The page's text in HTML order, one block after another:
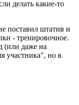
делать какие-то
поставил штатив и
- тренировочное.
(или даже на
участника", но в